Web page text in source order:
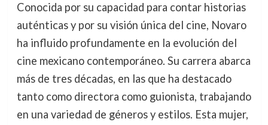
Conocida por su capacidad para contar historias
auténticas y por su visión única del cine, Novaro
ha influido profundamente en la evolución del
cine mexicano contemporáneo. Su carrera abarca
más de tres décadas, en las que ha destacado
tanto como directora como guionista, trabajando
en una variedad de géneros y estilos. Esta mujer,